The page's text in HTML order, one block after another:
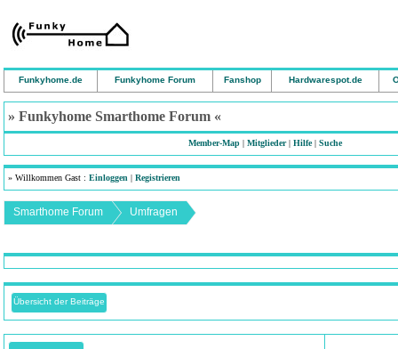
Funkyhome.de Funkyhome Forum Fanshop Hardwarespot.de
» Funkyhome Smarthome Forum «
Member-Map | Mitglieder| Hilfe| Suche
» Willkommen Gast : Einloggen | Registrieren
Smarthome Forum Umfragen
Übersicht der Beiträge